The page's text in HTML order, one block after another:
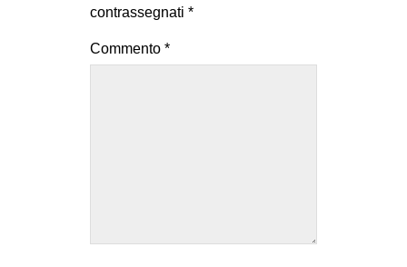
contrassegnati *
Commento *